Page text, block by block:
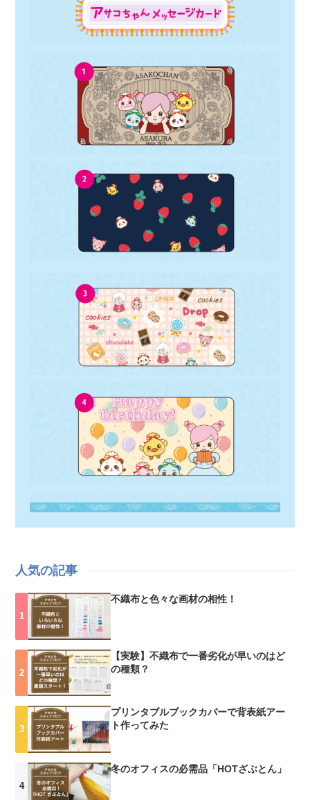
人気の記事
不織布と色々な画材の相性！
【実験】不織布で一番劣化が早いのはど
の種類？
プリンタブルブックカバーで背表紙アー
ト作ってみた
冬のオフィスの必需品「HOTざぶとん」